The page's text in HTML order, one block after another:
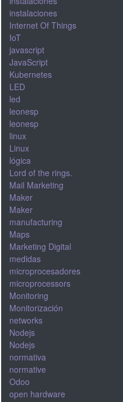
instalaciones
Internet Of Things
IoT
javascript
JavaScript
Kubernetes
LED
led
leonesp
leonesp
linux
Linux
lógica
Lord of the rings.
Mail Marketing
Maker
Maker
manufacturing
Maps
Marketing Digital
medidas
microprocesadores
microprocessors
Monitoring
Monitorización
networks
Nodejs
Nodejs
normativa
normative
Odoo
open hardware